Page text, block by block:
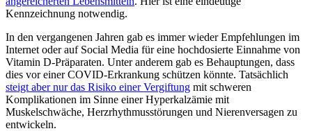
Kennzeichnung notwendig.
In den vergangenen Jahren gab es immer wieder Empfehlungen im
Internet oder auf Social Media für eine hochdosierte Einnahme von
Vitamin D-Präparaten. Unter anderem gab es Behauptungen, dass
dies vor einer COVID-Erkrankung schützen könnte. Tatsächlich
steigt aber nur das Risiko einer Vergiftung mit schweren
Komplikationen im Sinne einer Hyperkalzämie mit
Muskelschwäche, Herzrhythmusstörungen und Nierenversagen zu
entwickeln.